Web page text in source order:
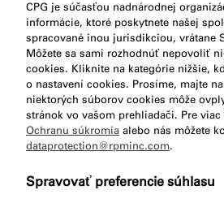
Nosný profil – predsadené okná
Prejsť
na:
Popis produktu
Certifikácie
CPG je súčasťou nadnárodnej
informácie, ktoré poskytnete našej
spracované inou jurisdikciou, vrátane
Môžete sa sami rozhodnúť nepovoliť
cookies. Kliknite na kategórie nižšie,
o nastavení cookies. Prosíme, majte
niektorých súborov cookies môže
stránok vo vašom prehliadači. Pre
Ochranu súkromia alebo nás môžete
dataprotection@rpminc.com.
Spravovať preferencie súhlasu